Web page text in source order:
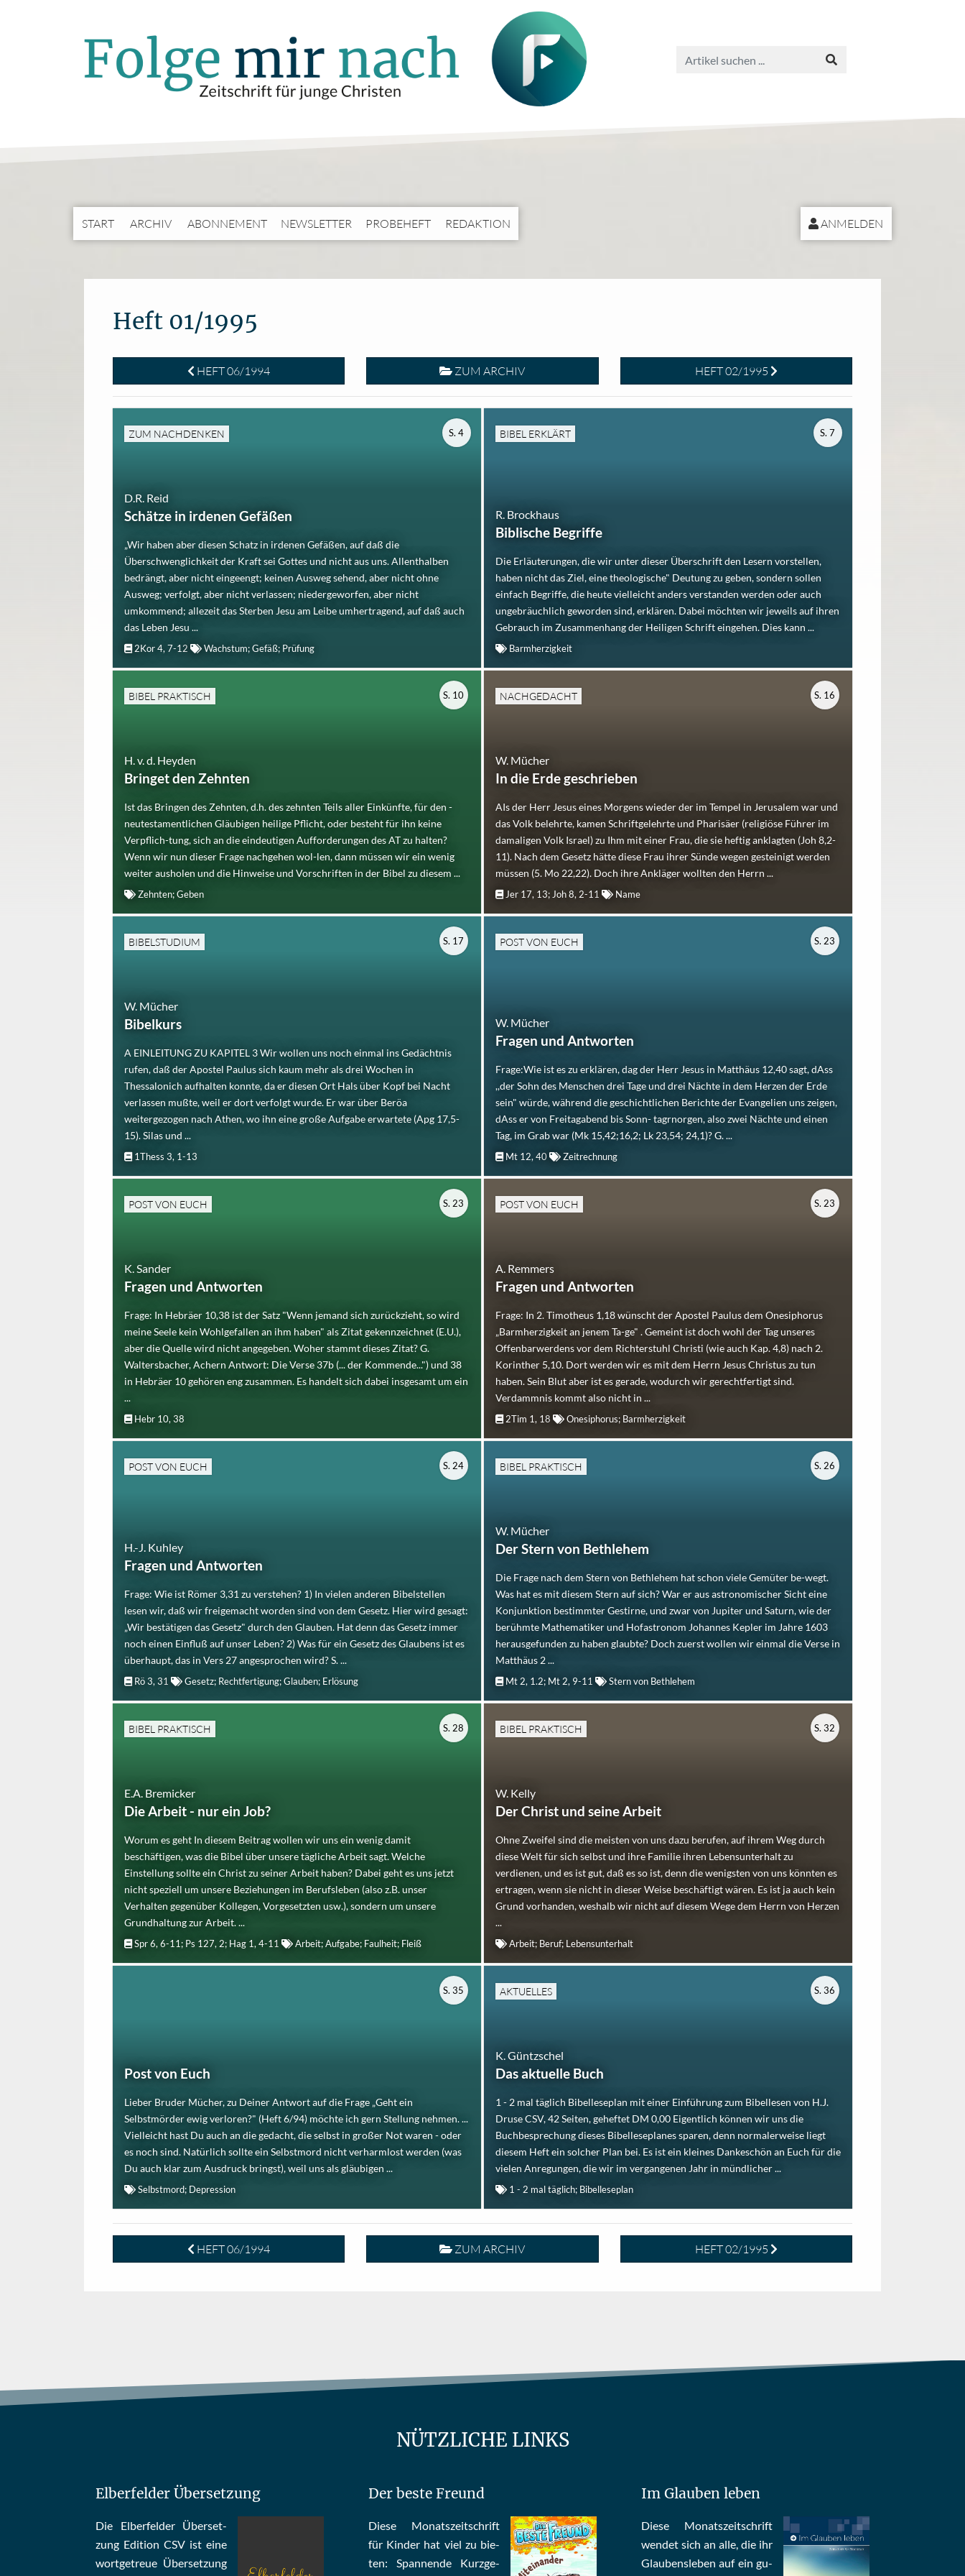
START ARCHIV ABONNEMENT NEWSLETTER PROBEHEFT REDAKTION ANMELDEN
Heft 01/1995
HEFT 06/1994 ZUM ARCHIV HEFT 02/1995
ZUM NACHDENKEN
D.R. Reid
Schätze in irdenen Gefäßen
„Wir haben aber diesen Schatz in irdenen Gefäßen, auf daß die
Überschwenglichkeit der Kraft sei Gottes und nicht aus uns. Allenthalben
bedrängt, aber nicht eingeengt; keinen Ausweg sehend, aber nicht ohne
Ausweg; verfolgt, aber nicht verlassen; niedergeworfen, aber nicht
umkommend; allezeit das Sterben Jesu am Leibe umhertragend, auf daß auch
das Leben Jesu ...
2Kor 4, 7-12 Wachstum; Gefäß; Prüfung
S. 4 BIBEL ERKLÄRT
R. Brockhaus
Biblische Begriffe
Die Erläuterungen, die wir unter dieser Überschrift den Lesern vorstellen,
haben nicht das Ziel, eine theologische" Deutung zu geben, sondern sollen
einfach Begriffe, die heute vielleicht anders verstanden werden oder auch
ungebräuchlich geworden sind, erklären. Dabei möchten wir jeweils auf ihren
Gebrauch im Zusammenhang der Heiligen Schrift eingehen. Dies kann ...
Barmherzigkeit
S. 7
BIBEL PRAKTISCH
H. v. d. Heyden
Bringet den Zehnten
Ist das Bringen des Zehnten, d.h. des zehnten Teils aller Einkünfte, für den -
neutestamentlichen Gläubigen heilige Pflicht, oder besteht für ihn keine
Verpflich-tung, sich an die eindeutigen Aufforderungen des AT zu halten?
Wenn wir nun dieser Frage nachgehen wol-len, dann müssen wir ein wenig
weiter ausholen und die Hinweise und Vorschriften in der Bibel zu diesem ...
Zehnten; Geben
S. 10 NACHGEDACHT
W. Mücher
In die Erde geschrieben
AIs der Herr Jesus eines Morgens wieder der im Tempel in Jerusalem war und
das Volk belehrte, kamen Schriftgelehrte und Pharisäer (religiöse Führer im
damaligen Volk Israel) zu Ihm mit einer Frau, die sie heftig anklagten (Joh 8,2-
11). Nach dem Gesetz hätte diese Frau ihrer Sünde wegen gesteinigt werden
müssen (5. Mo 22,22). Doch ihre Ankläger wollten den Herrn ...
Jer 17, 13; Joh 8, 2-11 Name
S. 16
BIBELSTUDIUM
W. Mücher
Bibelkurs
A EINLEITUNG ZU KAPITEL 3 Wir wollen uns noch einmal ins Gedächtnis
rufen, daß der Apostel Paulus sich kaum mehr als drei Wochen in
Thessalonich aufhalten konnte, da er diesen Ort Hals über Kopf bei Nacht
verlassen mußte, weil er dort verfolgt wurde. Er war über Beröa
weitergezogen nach Athen, wo ihn eine große Aufgabe erwartete (Apg 17,5-
15). Silas und ...
1Thess 3, 1-13
S. 17 POST VON EUCH
W. Mücher
Fragen und Antworten
Frage:Wie ist es zu erklären, dag der Herr Jesus in Matthäus 12,40 sagt, dAss
,,der Sohn des Menschen drei Tage und drei Nächte in dem Herzen der Erde
sein" würde, während die geschichtlichen Berichte der Evangelien uns zeigen,
dAss er von Freitagabend bis Sonn- tagrnorgen, also zwei Nächte und einen
Tag, im Grab war (Mk 15,42;16,2; Lk 23,54; 24,1)? G. ...
Mt 12, 40 Zeitrechnung
S. 23
POST VON EUCH
K. Sander
Fragen und Antworten
Frage: In Hebräer 10,38 ist der Satz "Wenn jemand sich zurückzieht, so wird
meine Seele kein Wohlgefallen an ihm haben" als Zitat gekennzeichnet (E.U.),
aber die Quelle wird nicht angegeben. Woher stammt dieses Zitat? G.
Waltersbacher, Achern Antwort: Die Verse 37b (... der Kommende...") und 38
in Hebräer 10 gehören eng zusammen. Es handelt sich dabei insgesamt um ein
...
Hebr 10, 38
S. 23 POST VON EUCH
A. Remmers
Fragen und Antworten
Frage: In 2. Timotheus 1,18 wünscht der Apostel Paulus dem Onesiphorus
„Barmherzigkeit an jenem Ta-ge" . Gemeint ist doch wohl der Tag unseres
Offenbarwerdens vor dem Richterstuhl Christi (wie auch Kap. 4,8) nach 2.
Korinther 5,10. Dort werden wir es mit dem Herrn Jesus Christus zu tun
haben. Sein Blut aber ist es gerade, wodurch wir gerechtfertigt sind.
Verdammnis kommt also nicht in ...
2Tim 1, 18 Onesiphorus; Barmherzigkeit
S. 23
POST VON EUCH
H.-J. Kuhley
Fragen und Antworten
Frage: Wie ist Römer 3,31 zu verstehen? 1) In vielen anderen Bibelstellen
lesen wir, daß wir freigemacht worden sind von dem Gesetz. Hier wird gesagt:
„Wir bestätigen das Gesetz" durch den Glauben. Hat denn das Gesetz immer
noch einen Einfluß auf unser Leben? 2) Was für ein Gesetz des Glaubens ist es
überhaupt, das in Vers 27 angesprochen wird? S. ...
Rö 3, 31 Gesetz; Rechtfertigung; Glauben; Erlösung
S. 24 BIBEL PRAKTISCH
W. Mücher
Der Stern von Bethlehem
Die Frage nach dem Stern von Bethlehem hat schon viele Gemüter be-wegt.
Was hat es mit diesem Stern auf sich? War er aus astronomischer Sicht eine
Konjunktion bestimmter Gestirne, und zwar von Jupiter und Saturn, wie der
berühmte Mathematiker und Hofastronom Johannes Kepler im Jahre 1603
herausgefunden zu haben glaubte? Doch zuerst wollen wir einmal die Verse in
Matthäus 2 ...
Mt 2, 1.2; Mt 2, 9-11 Stern von Bethlehem
S. 26
BIBEL PRAKTISCH
E.A. Bremicker
Die Arbeit - nur ein Job?
Worum es geht In diesem Beitrag wollen wir uns ein wenig damit
beschäftigen, was die Bibel über unsere tägliche Arbeit sagt. Welche
Einstellung sollte ein Christ zu seiner Arbeit haben? Dabei geht es uns jetzt
nicht speziell um unsere Beziehungen im Berufsleben (also z.B. unser
Verhalten gegenüber Kollegen, Vorgesetzten usw.), sondern um unsere
Grundhaltung zur Arbeit. ...
Spr 6, 6-11; Ps 127, 2; Hag 1, 4-11 Arbeit; Aufgabe; Faulheit; Fleiß
S. 28 BIBEL PRAKTISCH
W. Kelly
Der Christ und seine Arbeit
Ohne Zweifel sind die meisten von uns dazu berufen, auf ihrem Weg durch
diese Welt für sich selbst und ihre Familie ihren Lebensunterhalt zu
verdienen, und es ist gut, daß es so ist, denn die wenigsten von uns könnten es
ertragen, wenn sie nicht in dieser Weise beschäftigt wären. Es ist ja auch kein
Grund vorhanden, weshalb wir nicht auf diesem Wege dem Herrn von Herzen
...
Arbeit; Beruf; Lebensunterhalt
S. 32
Post von Euch
Lieber Bruder Mücher, zu Deiner Antwort auf die Frage „Geht ein
Selbstmörder ewig verloren?" (Heft 6/94) möchte ich gern Stellung nehmen. ...
Vielleicht hast Du auch an die gedacht, die selbst in großer Not waren - oder
es noch sind. Natürlich sollte ein Selbstmord nicht verharmlost werden (was
Du auch klar zum Ausdruck bringst), weil uns als gläubigen ...
Selbstmord; Depression
S. 35 AKTUELLES
K. Güntzschel
Das aktuelle Buch
1 - 2 mal täglich Bibelleseplan mit einer Einführung zum Bibellesen von H.J.
Druse CSV, 42 Seiten, geheftet DM 0,00 Eigentlich können wir uns die
Buchbesprechung dieses Bibelleseplanes sparen, denn normalerweise liegt
diesem Heft ein solcher Plan bei. Es ist ein kleines Dankeschön an Euch für die
vielen Anregungen, die wir im vergangenen Jahr in mündlicher ...
1 - 2 mal täglich; Bibelleseplan
S. 36
HEFT 06/1994 ZUM ARCHIV HEFT 02/1995
NÜTZLICHE LINKS
Elberfelder Übersetzung
Die Elber­fel­der Über­set­
zung Edi­tion CSV ist eine
wort­ge­treue Über­set­zung
Der beste Freund
Die­se Mo­nats­zeit­schrift
für Kin­der hat viel zu bie­
ten: Span­nen­de Kurz­ge­
Im Glauben leben
Die­se Mo­nats­zeit­schrift
wen­det sich an alle, die ihr
Glau­bens­le­ben auf ein gu­